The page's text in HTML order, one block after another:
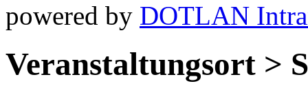
powered by DOTLAN
Veranstaltungsort >